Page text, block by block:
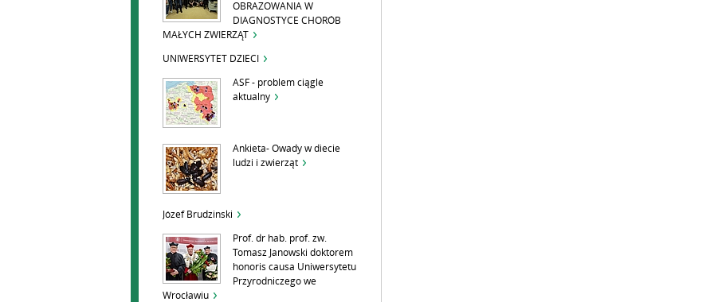
OBRAZOWANIA W
DIAGNOSTYCE CHORÓB
MAŁYCH ZWIERZĄT
UNIWERSYTET DZIECI
ASF - problem ciągle
aktualny
Ankieta- Owady w diecie
ludzi i zwierząt
Józef Brudzinski
Prof. dr hab. prof. zw.
Tomasz Janowski doktorem
honoris causa Uniwersytetu
Przyrodniczego we
Wrocławiu